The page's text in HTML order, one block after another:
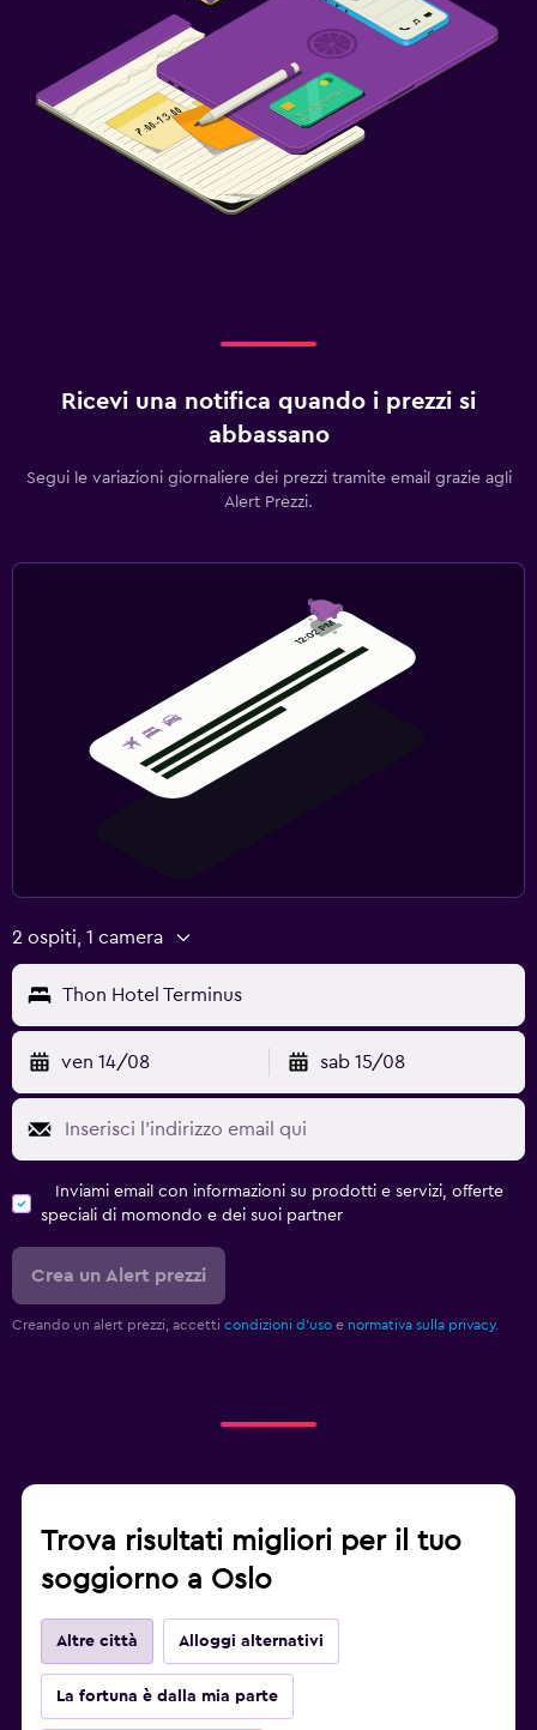
Ricevi una notifica quando i prezzi si
abbassano
Segui le variazioni giornaliere dei prezzi tramite email grazie agli
Alert Prezzi.
2 ospiti, 1 camera
Thon Hotel Terminus
ven 14/08 sab 15/08
Inviami email con informazioni su prodotti e servizi, offerte
speciali di momondo e dei suoi partner
Crea un Alert prezzi
Creando un alert prezzi, accetti condizioni d'uso e normativa sulla privacy.
Trova risultati migliori per il tuo
soggiorno a Oslo
Altre città Alloggi alternativi
La fortuna è dalla mia parte